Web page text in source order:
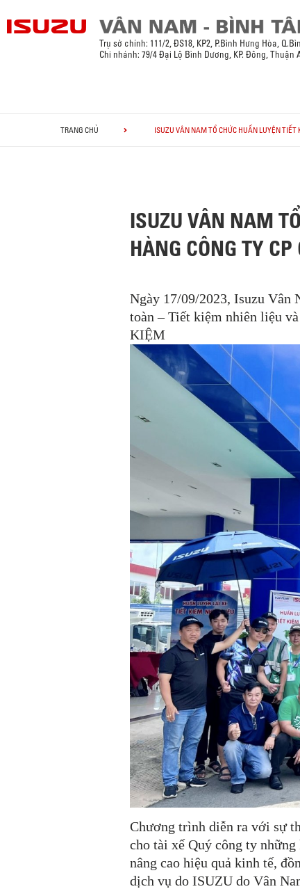
Trụ sở chính: 111/2, ĐS18, KP2, P.Bình Hưng Hòa,
Chi nhánh: 79/4 Đại Lộ Bình Dương, KP. Đông, Thuận
TRANG CHỦ ISUZU VÂN NAM TỔ CHỨC HUẤN LUYỆN
ISUZU VÂN NAM
HÀNG CÔNG TY
Ngày 17/09/2023, Isuzu Vân
toàn – Tiết kiệm nhiên liệu
KIỆM
Chương trình diễn ra với sự
cho tài xế Quý công ty
nâng cao hiệu quả kinh tế,
dịch vụ do ISUZU do Vân